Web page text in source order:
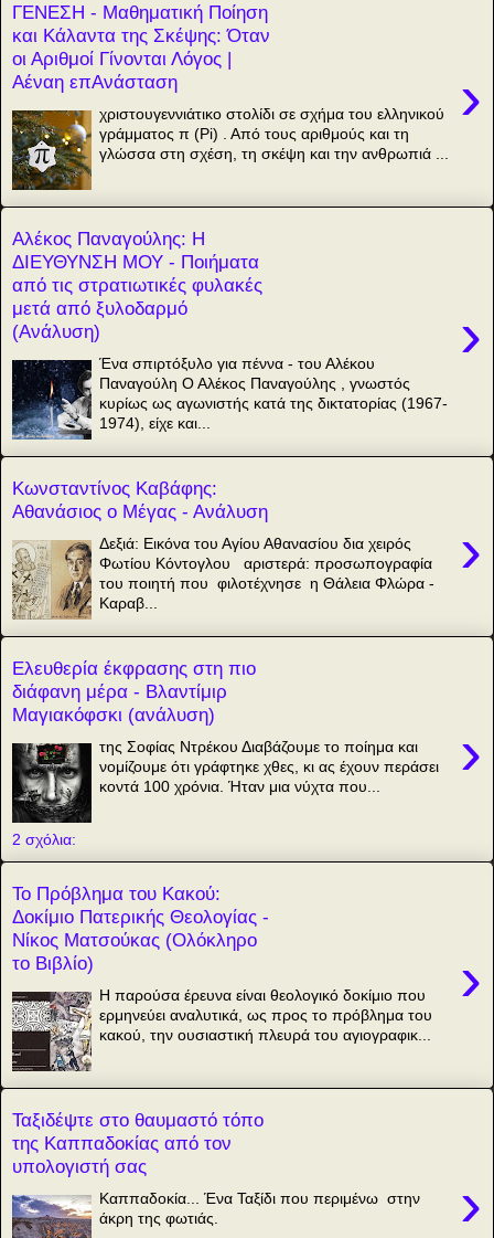
ΓΕΝΕΣΗ - Μαθηματική Ποίηση
και Κάλαντα της Σκέψης: Όταν
οι Αριθμοί Γίνονται Λόγος |
Αέναη επΑνάσταση
›
χριστουγεννιάτικο στολίδι σε σχήμα του ελληνικού
γράμματος π (Pi) . Από τους αριθμούς και τη
γλώσσα στη σχέση, τη σκέψη και την ανθρωπιά ...
Αλέκος Παναγούλης: Η
ΔΙΕΥΘΥΝΣΗ ΜΟΥ - Ποιήματα
από τις στρατιωτικές φυλακές
μετά από ξυλοδαρμό
(Ανάλυση)
›
Ένα σπιρτόξυλο για πέννα - του Αλέκου
Παναγούλη Ο Αλέκος Παναγούλης , γνωστός
κυρίως ως αγωνιστής κατά της δικτατορίας (1967-
1974), είχε και...
Κωνσταντίνος Καβάφης:
Αθανάσιος ο Μέγας - Ανάλυση
›
Δεξιά: Εικόνα του Αγίου Αθανασίου δια χειρός
Φωτίου Κόντογλου αριστερά: προσωπογραφία
του ποιητή που φιλοτέχνησε η Θάλεια Φλώρα -
Καραβ...
Ελευθερία έκφρασης στη πιο
διάφανη μέρα - Βλαντίμιρ
Μαγιακόφσκι (ανάλυση)
›
της Σοφίας Ντρέκου Διαβάζουμε το ποίημα και
νομίζουμε ότι γράφτηκε χθες, κι ας έχουν περάσει
κοντά 100 χρόνια. Ήταν μια νύχτα που...
2 σχόλια:
Το Πρόβλημα του Κακού:
Δοκίμιο Πατερικής Θεολογίας -
Νίκος Ματσούκας (Ολόκληρο
το Βιβλίο)
›
Η παρούσα έρευνα είναι θεολογικό δοκίμιο που
ερμηνεύει αναλυτικά, ως προς το πρόβλημα του
κακού, την ουσιαστική πλευρά του αγιογραφικ...
Ταξιδέψτε στο θαυμαστό τόπο
της Καππαδοκίας από τον
υπολογιστή σας
›
Καππαδοκία... Ένα Ταξίδι που περιμένω στην
άκρη της φωτιάς.